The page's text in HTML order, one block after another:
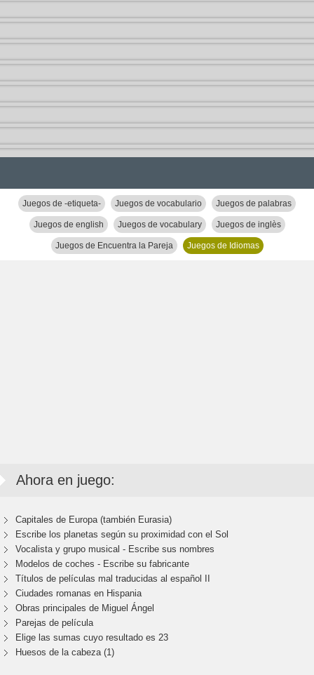
Juegos de -etiqueta- Juegos de vocabulario Juegos de palabras
Juegos de english Juegos de vocabulary Juegos de inglès
Juegos de Encuentra la Pareja Juegos de Idiomas
Ahora en juego:
Capitales de Europa (también Eurasia)
Escribe los planetas según su proximidad con el Sol
Vocalista y grupo musical - Escribe sus nombres
Modelos de coches - Escribe su fabricante
Títulos de películas mal traducidas al español II
Ciudades romanas en Hispania
Obras principales de Miguel Ángel
Parejas de película
Elige las sumas cuyo resultado es 23
Huesos de la cabeza (1)